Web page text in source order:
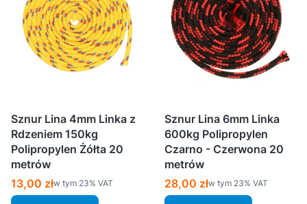
Sznur Lina 4mm Linka z
Rdzeniem 150kg
Polipropylen Żółta 20
metrów
Cena brutto
13,00 złw tym %s VAT
w tym 23% VAT
Sznur Lina 6mm Linka
600kg Polipropylen
Czarno - Czerwona 20
metrów
Cena brutto
28,00 złw tym %s VAT
w tym 23% VAT